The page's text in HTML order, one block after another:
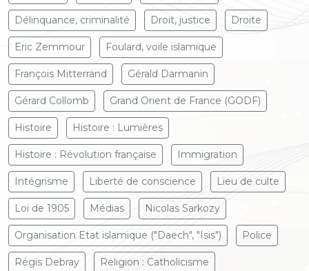
Délinquance, criminalité Droit, justice Droite
Eric Zemmour Foulard, voile islamique
François Mitterrand Gérald Darmanin
Gérard Collomb Grand Orient de France (GODF)
Histoire Histoire : Lumières
Histoire : Révolution française Immigration
Intégrisme Liberté de conscience Lieu de culte
Loi de 1905 Médias Nicolas Sarkozy
Organisation Etat islamique ("Daech", "Isis") Police
Régis Debray Religion : Catholicisme